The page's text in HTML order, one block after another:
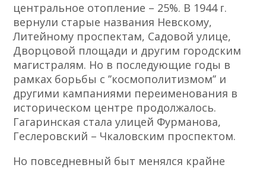
центральное отопление – 25%. В 1944 ᴦ.
вернули старые названия Невскому,
Литейному проспектам, Садовой улице,
Дворцовой площади и другим городским
магистралям. Но в последующие годы в
рамках борьбы с ʼʼкосмополитизмомʼʼ и
другими кампаниями переименования в
историческом центре продолжалось.
Гагаринская стала улицей Фурманова,
Геслеровский – Чкаловским проспектом.
Но повседневный быт менялся крайне